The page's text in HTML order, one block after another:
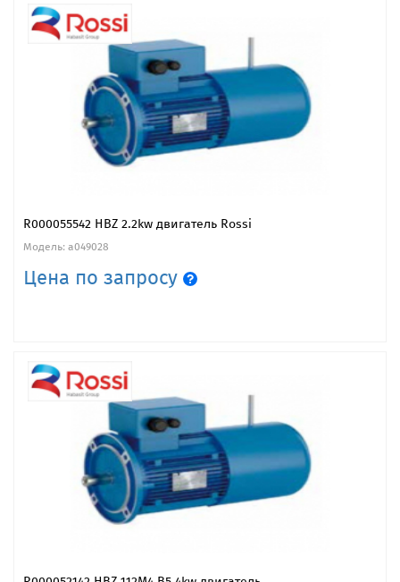
R000055542 HBZ 2.2kw двигатель Rossi
Модель: a049028
Цена по запросу